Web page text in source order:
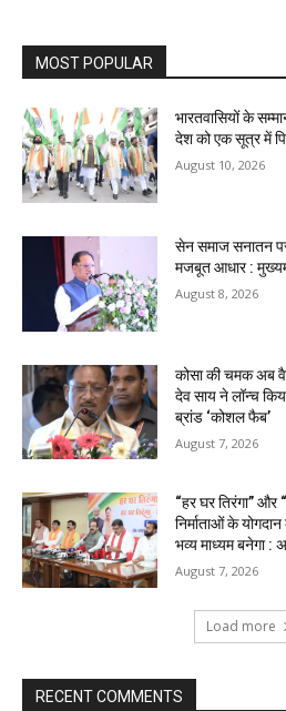
MOST POPULAR
भारतवासियों के
देश को एक सूत्र में
August 10, 2026
सेन समाज सनातन
मजबूत आधार :
August 8, 2026
कोसा की चमक अब
देव साय ने लॉन्च
ब्रांड ‘कोशल फैब’
August 7, 2026
“हर घर तिरंगा” और
निर्माताओं के
भव्य माध्यम बनेगा :
August 7, 2026
Load more
RECENT COMMENTS